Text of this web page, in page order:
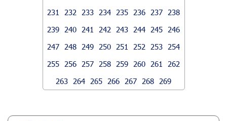
231
232 233 234 235 236 237
238
239
240 241 242 243 244 245
246
247
248 249 250 251 252 253
254
255
256 257 258 259 260 261
262
263
264 265 266 267 268 269